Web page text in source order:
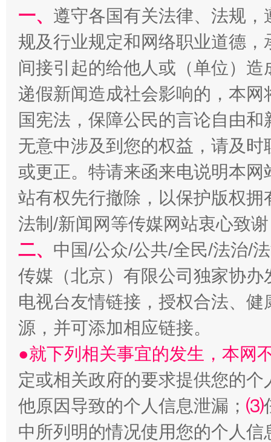
揭开“小金库”的免责幌子
受贿1.44亿！段成刚被判无期
一、 遵守各国有关法律、法规
规及行业规定和网络职业道德
间接引起的给他人或（单位）
递假新闻造成社会影响的，本
国宪法，保障公民的言论自由
无意中涉及到您的权益，请及
或更正。特请来函来电说明本
站有权先行撤除，以保护版权
法制/新闻网等传媒网站衷心致
二、 中国/公众/公共/全民/法治/
传媒（北京）有限公司独家协
电视台友情链接，授权合法、
源，并可添加相应链接。
●就下列相关事宜的发生，本网
定或相关政府的要求提供您的个
他原因导致的个人信息泄漏； ⑶
中所列明的情况使用您的个人